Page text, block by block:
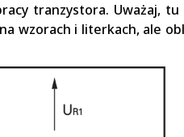
tranzystora. Uważaj, tu
wzorach i literkach, ale